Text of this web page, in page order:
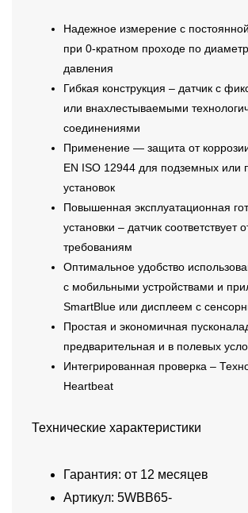
Надежное измерение с
при 0-кратном проходе по
давления
Гибкая конструкция – датчик с
или внахлестываемыми
соединениями
Применение — защита от
EN ISO 12944 для подземных или
установок
Повышенная эксплуатационная
установки – датчик соответствует
требованиям
Оптимальное удобство
с мобильными устройствами и
SmartBlue или дисплеем с
Простая и экономичная
предварительная и в полевых
Интегрированная проверка –
Heartbeat
Технические характеристики
Гарантия: от 12 месяцев
Артикул: 5WBB65-